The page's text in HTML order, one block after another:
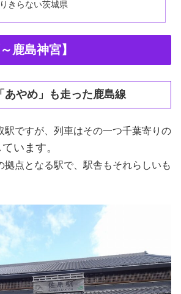
きらない茨城県
鹿島神宮】
あやめ」も走った鹿島線
駅ですが、列車はその一つ千葉寄りの
います。
拠点となる駅で、駅舎もそれらしいも